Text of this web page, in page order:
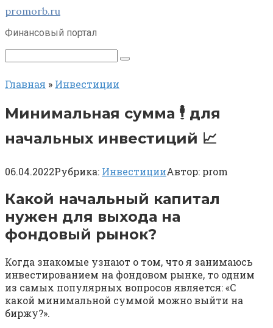
Перейти
контенту
promorb.ru
Финансовый портал
Поиск:
Главная » Инвестиции
Минимальная сумма 🕴 для
начальных инвестиций 📈
06.04.2022Рубрика: ИнвестицииАвтор: prom
Какой начальный капитал
нужен для выхода на
фондовый рынок?
Когда знакомые узнают о том, что я занимаюсь
инвестированием на фондовом рынке, то одним
из самых популярных вопросов является: «С
какой минимальной суммой можно выйти на
биржу?».